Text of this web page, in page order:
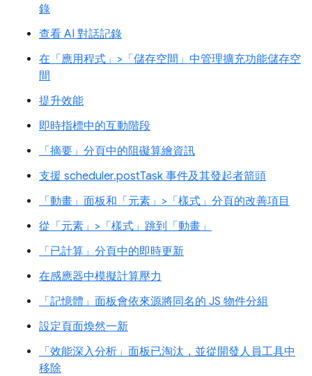
錄
查看 AI 對話記錄
在「應用程式」>「儲存空間」中管理擴充功能儲存空
間
提升效能
即時指標中的互動階段
「摘要」分頁中的阻礙算繪資訊
支援 scheduler.postTask 事件及其發起者箭頭
「動畫」面板和「元素」>「樣式」分頁的改善項目
從「元素」>「樣式」跳到「動畫」
「已計算」分頁中的即時更新
在感應器中模擬計算壓力
「記憶體」面板會依來源將同名的 JS 物件分組
設定頁面煥然一新
「效能深入分析」面板已淘汰，並從開發人員工具中
移除